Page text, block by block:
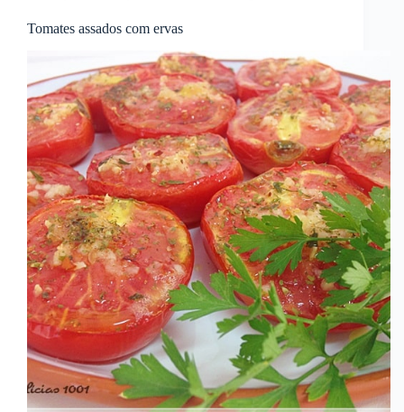
Tomates assados com ervas